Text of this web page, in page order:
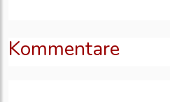
Kommentare